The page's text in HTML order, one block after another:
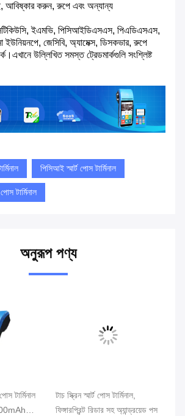
আবিষ্কার করুন, রুপে এবং অন্যান্য
ইএমভি, পিসিআইডিএসএস, পিএডিএসএস,
ইউনিয়নপে, জেসিবি, অ্যামেক্স, ডিসকভার, রুপে
উল্লিখিত সমস্ত ট্রেডমার্কগুলি সংশ্লিষ্ট
পিসিআই স্মার্ট পোস টার্মিনাল
টার্মিনাল
অনুরূপ পণ্য
টার্মিনাল
টাচ স্ক্রিন স্মার্ট পোস টার্মিনাল,
ফিঙ্গারপ্রিন্ট রিডার সহ অ্যান্ড্রয়েড পস